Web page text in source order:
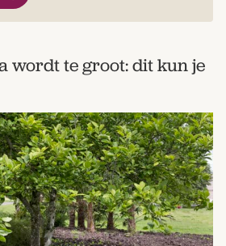
wordt te groot: dit kun je